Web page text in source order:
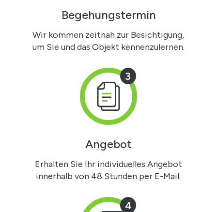
Begehungstermin
Wir kommen zeitnah zur Besichtigung,
um Sie und das Objekt kennenzulernen.
3
Angebot
Erhalten Sie Ihr individuelles Angebot
innerhalb von 48 Stunden per E-Mail.
4